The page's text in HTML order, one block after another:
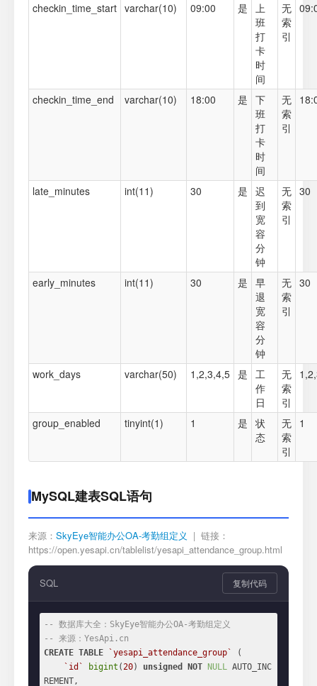
checkin_time_start varchar(10) 09:00 是 上
班
打
卡
时
间
无
索
引
checkin_time_end varchar(10) 18:00 是 下
班
打
卡
时
间
无
索
引
late_minutes int(11) 30 是 迟
到
宽
容
分
钟
无
索
引
30
early_minutes int(11) 30 是 早
退
宽
容
分
钟
无
索
引
30
work_days varchar(50) 1,2,3,4,5 是 工
作
日
无
索
引
group_enabled tinyint(1) 1 是 状
态
无
索
引
1
MySQL建表SQL语句
来源： SkyEye智能办公OA-考勤组定义 | 链接：
https://open.yesapi.cn/tablelist/yesapi_attendance_group.html
SQL 复制代码
-- 数据库大全：SkyEye智能办公OA-考勤组定义
-- 来源：YesApi.cn
CREATE TABLE `yesapi_attendance_group`
(
`id`
bigint (20) unsigned NOT NULL AUTO_INC
REMENT,